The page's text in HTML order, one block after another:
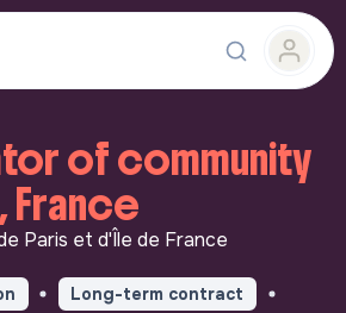
of community
France
Paris et d'Île de France
Long-term contract